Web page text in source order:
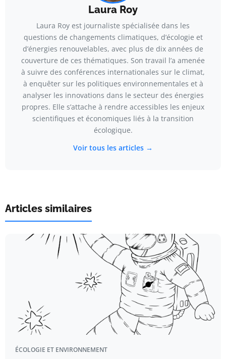
Laura Roy
Laura Roy est journaliste spécialisée dans les
questions de changements climatiques, d’écologie et
d’énergies renouvelables, avec plus de dix années de
couverture de ces thématiques. Son travail l’a amenée
à suivre des conférences internationales sur le climat,
à enquêter sur les politiques environnementales et à
analyser les innovations dans le secteur des énergies
propres. Elle s’attache à rendre accessibles les enjeux
scientifiques et économiques liés à la transition
écologique.
Voir tous les articles →
Articles similaires
ÉCOLOGIE ET ENVIRONNEMENT